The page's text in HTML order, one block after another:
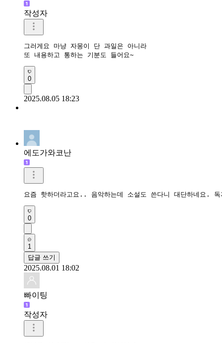
작성자
그러게요 마냥 자몽이 단 과일은 아니라
또 내용하고 통하는 기분도 들어요~
0
2025.08.05 18:23
에도가와코난
요즘 핫하더라고요.. 음악하는데 소설도 쓴다니 대단하네요.
0
1
답글 쓰기
2025.08.01 18:02
빠이팅
작성자